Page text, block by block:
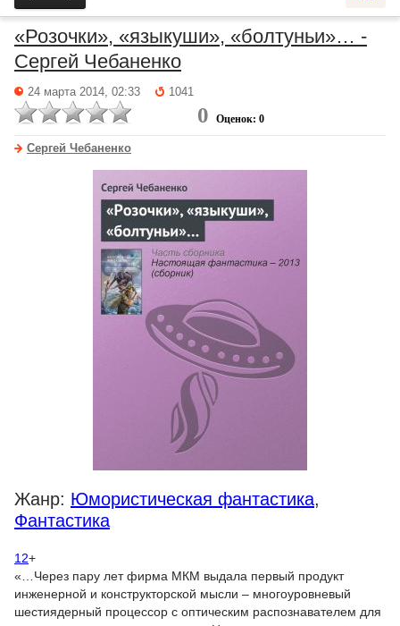
«Розочки», «языкуши», «болтуньи»… -
Сергей Чебаненко
24 марта 2014, 02:33 1041
0 Оценок: 0
Сергей Чебаненко
Жанр: Юмористическая фантастика,
Фантастика
12+
«…Через пару лет фирма МКМ выдала первый продукт
инженерной и конструкторской мысли – многоуровневый
шестиядерный процессор с оптическим распознавателем для